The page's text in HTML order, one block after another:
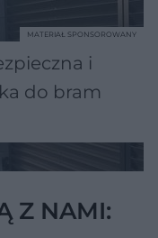
i
do bram
MATERIAŁ SPONSOROWANY
Z NAMI: